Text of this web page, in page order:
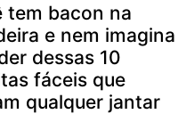
tem bacon na
e nem imagina
dessas 10
fáceis que
qualquer jantar